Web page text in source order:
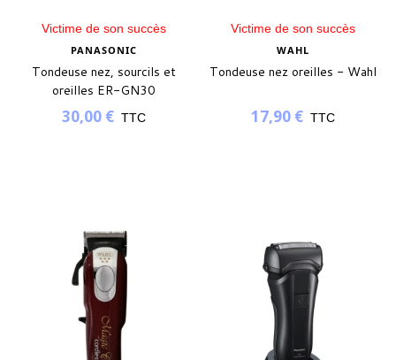
Victime de son succès
PANASONIC
Tondeuse nez, sourcils et
oreilles ER-GN30
30,00 € TTC
Victime de son succès
WAHL
Tondeuse nez oreilles - Wahl
17,90 € TTC